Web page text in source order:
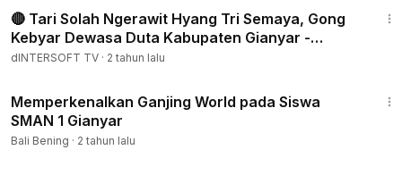
🔴 Tari Solah Ngerawit Hyang Tri Semaya, Gong
Kebyar Dewasa Duta Kabupaten Gianyar -
PKB2019
dINTERSOFT TV · 2 tahun lalu
Memperkenalkan Ganjing World pada Siswa
SMAN 1 Gianyar
Bali Bening · 2 tahun lalu